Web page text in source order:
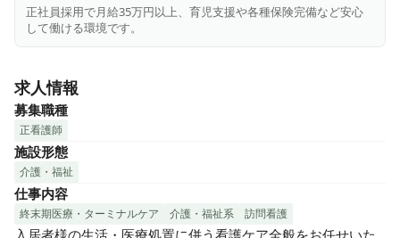
正社員採用で月給35万円以上、育児支援や各種保険完備など安心
して働ける環境です。
求人情報
募集職種
正看護師
施設形態
介護・福祉
仕事内容
終末期医療・ターミナルケア 介護・福祉系 訪問看護
入居者様の生活・医療処置に併う看護ケア全般をお任せいた